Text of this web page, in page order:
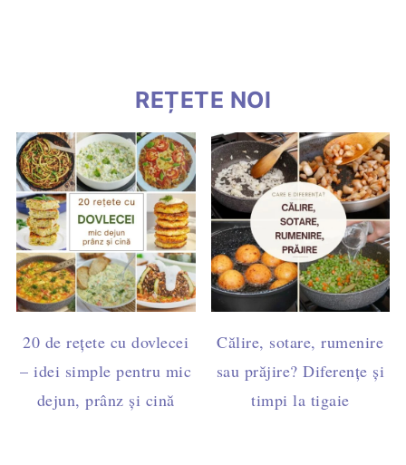
REȚETE NOI
20 de rețete cu dovlecei
– idei simple pentru mic
dejun, prânz și cină
Călire, sotare, rumenire
sau prăjire? Diferențe și
timpi la tigaie